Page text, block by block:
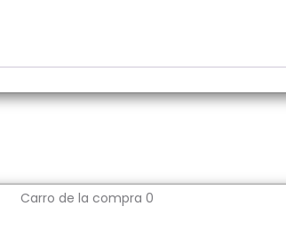
Carro de la compra 0